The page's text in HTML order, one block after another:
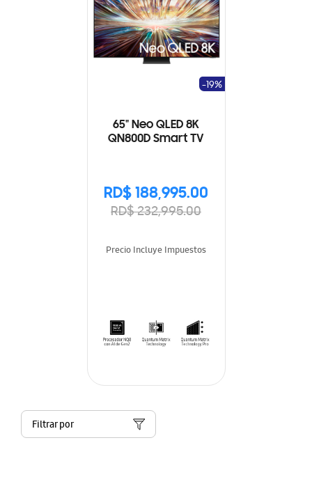
65" Neo QLED 8K
QN800D Smart TV
RD$ 188,995.00
RD$ 232,995.00
-19%
Precio Incluye Impuestos
Filtrar por